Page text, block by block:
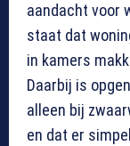
aandacht voor
staat dat
in kamers
Daarbij is
alleen bij
en dat er